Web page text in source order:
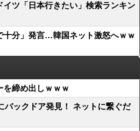
イツ「日本行きたい」検索ランキン
十分」発言…韓国ネット激怒へｗｗ
を締め出しｗｗｗ
バックドア発見！ ネットに繋ぐだ